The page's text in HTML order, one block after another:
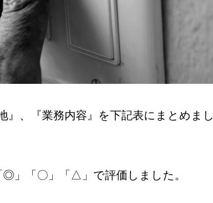
』、『業務内容』を下記表にまとめまし
」「〇」「△」で評価しました。